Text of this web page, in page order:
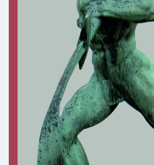
0351 -
selige-maertyrer-